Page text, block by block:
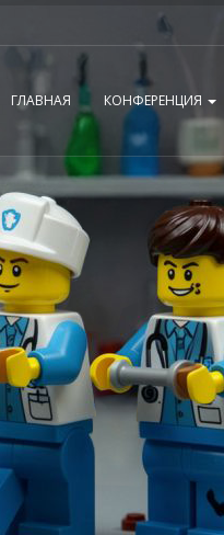
ГЛАВНАЯ КОНФЕРЕНЦИЯ